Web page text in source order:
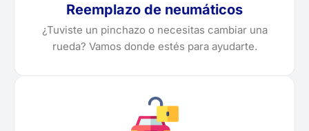
Reemplazo de neumáticos
¿Tuviste un pinchazo o necesitas cambiar una
rueda? Vamos donde estés para ayudarte.